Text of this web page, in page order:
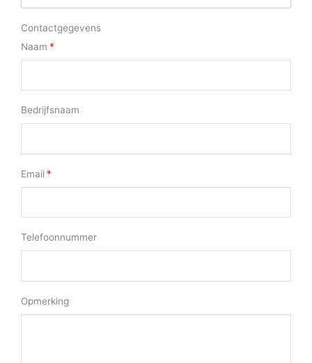
Contactgegevens
Naam
Bedrijfsnaam
Email
Telefoonnummer
Opmerking